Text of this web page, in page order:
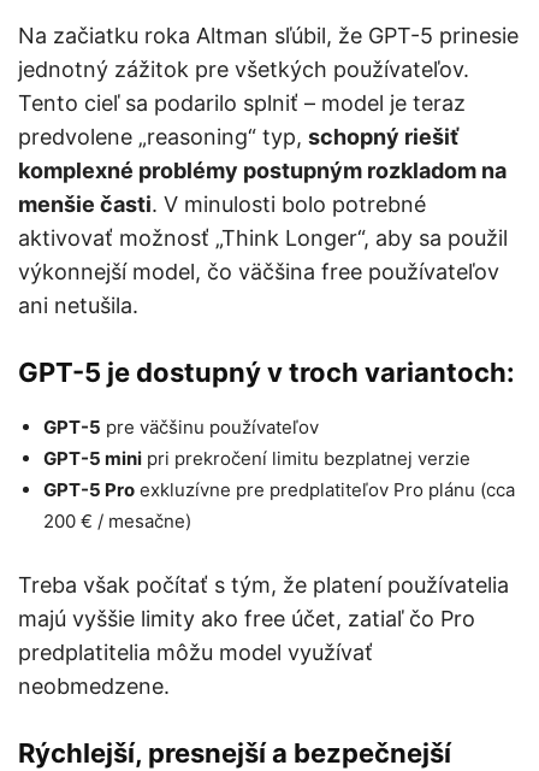
Na začiatku roka Altman sľúbil, že GPT-5 prinesie
jednotný zážitok pre všetkých používateľov.
Tento cieľ sa podarilo splniť – model je teraz
predvolene „reasoning“ typ, schopný riešiť
komplexné problémy postupným rozkladom na
menšie časti. V minulosti bolo potrebné
aktivovať možnosť „Think Longer“, aby sa použil
výkonnejší model, čo väčšina free používateľov
ani netušila.
GPT-5 je dostupný v troch variantoch:
GPT-5 pre väčšinu používateľov
GPT-5 mini pri prekročení limitu bezplatnej verzie
GPT-5 Pro exkluzívne pre predplatiteľov Pro plánu (cca
200 € / mesačne)
Treba však počítať s tým, že platení používatelia
majú vyššie limity ako free účet, zatiaľ čo Pro
predplatitelia môžu model využívať
neobmedzene.
Rýchlejší, presnejší a bezpečnejší